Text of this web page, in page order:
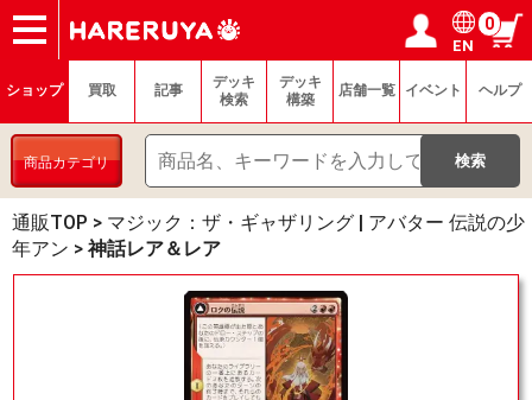
ショップ
買取
記事
デッキ検索
デッキ構築
選手一覧
店舗一覧
イベント
ヘルプ
お問い合わせ ログイン／会員登録
マイページ
EN
0
ショップ 買取 記事
デッキ
検索
デッキ
構築
店舗一覧 イベント ヘルプ
商品カテゴリ
通販TOP > マジック：ザ・ギャザリング | アバター 伝説の少
年アン > 神話レア＆レア